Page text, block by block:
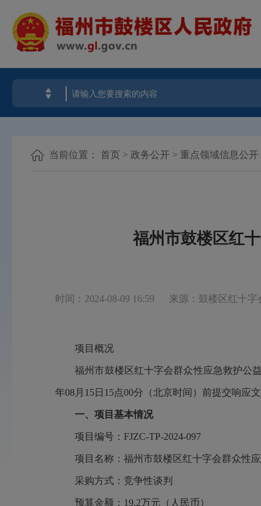
当前位置： 首页 > 政务公开 > 重点领域信息公开
福州市鼓楼区红
时间：2024-08-09 16:59 来源：鼓楼区红十字
项目概况
福州市鼓楼区红十字会群众性应急救护公
年08月15日15点00分（北京时间）前提交响应文
一、项目基本情况
项目编号： FJZC-TP-2024-097
项目名称：福州市鼓楼区红十字会群众性
采购方式：竞争性谈判
预算金额： 19.2万元（人民币）